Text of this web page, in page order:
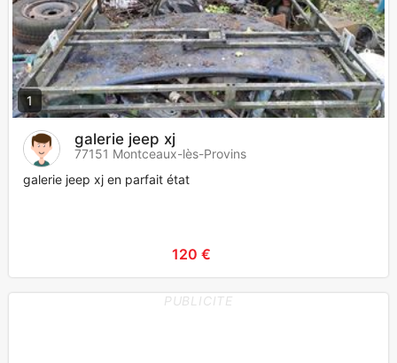
1
galerie jeep xj
77151 Montceaux-lès-Provins
galerie jeep xj en parfait état
120 €
PUBLICITE